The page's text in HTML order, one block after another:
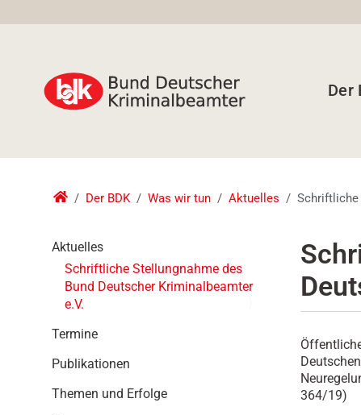
Der
Der BDK Was wir tun Aktuelles Schriftliche
364/19)
Aktuelles
Schriftliche Stellungnahme des
Bund Deutscher Kriminalbeamter
e.V.
Termine
Publikationen
Themen und Erfolge